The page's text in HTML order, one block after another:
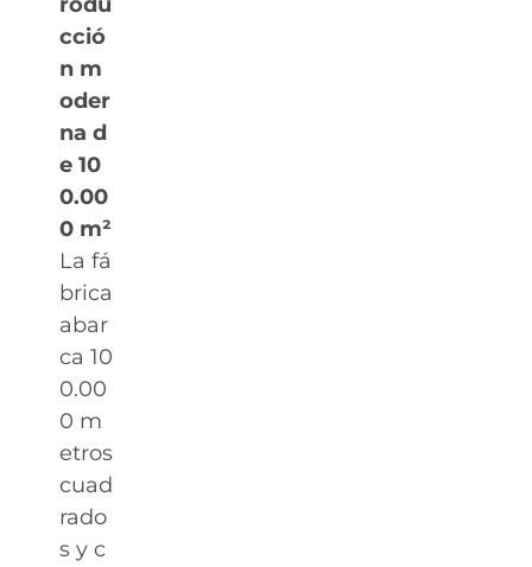
cció
n m
oder
na d
e 10
0.00
0 m²
La fá
brica
abar
ca 10
0.00
0 m
etros
cuad
rado
s y c